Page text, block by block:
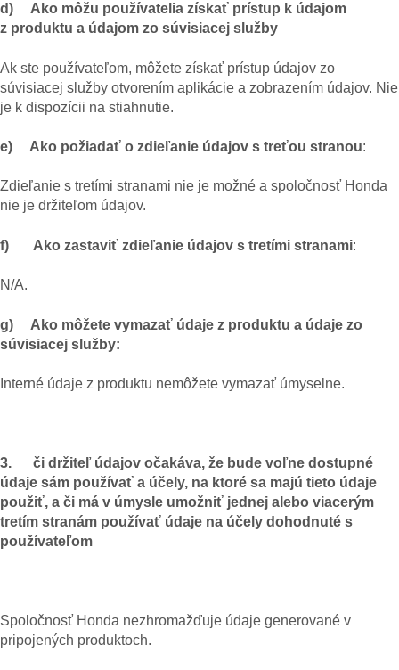
d) Ako môžu používatelia získať prístup k údajom
z produktu a údajom zo súvisiacej služby
Ak ste používateľom, môžete získať prístup údajov zo
súvisiacej služby otvorením aplikácie a zobrazením údajov. Nie
je k dispozícii na stiahnutie.
e) Ako požiadať o zdieľanie údajov s treťou stranou:
Zdieľanie s tretími stranami nie je možné a spoločnosť Honda
nie je držiteľom údajov.
f) Ako zastaviť zdieľanie údajov s tretími stranami:
N/A.
g) Ako môžete vymazať údaje z produktu a údaje zo
súvisiacej služby:
Interné údaje z produktu nemôžete vymazať úmyselne.
3. či držiteľ údajov očakáva, že bude voľne dostupné
údaje sám používať a účely, na ktoré sa majú tieto údaje
použiť, a či má v úmysle umožniť jednej alebo viacerým
tretím stranám používať údaje na účely dohodnuté s
používateľom
Spoločnosť Honda nezhromažďuje údaje generované v
pripojených produktoch.